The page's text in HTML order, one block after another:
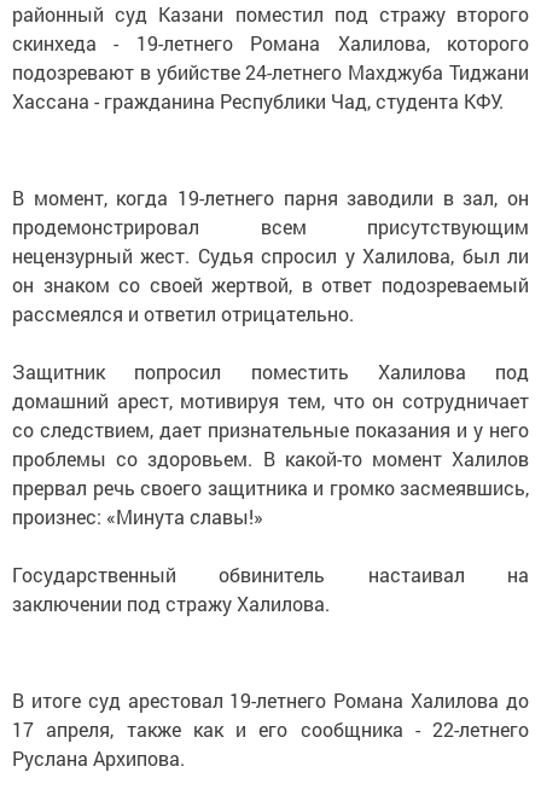
районный суд Казани поместил под стражу второго
скинхеда - 19-летнего Романа Халилова, которого
подозревают в убийстве 24-летнего Махджуба Тиджани
Хассана - гражданина Республики Чад, студента КФУ.
В момент, когда 19-летнего парня заводили в зал, он
продемонстрировал всем присутствующим
нецензурный жест. Судья спросил у Халилова, был ли
он знаком со своей жертвой, в ответ подозреваемый
рассмеялся и ответил отрицательно.
Защитник попросил поместить Халилова под
домашний арест, мотивируя тем, что он сотрудничает
со следствием, дает признательные показания и у него
проблемы со здоровьем. В какой-то момент Халилов
прервал речь своего защитника и громко засмеявшись,
произнес: «Минута славы!»
Государственный обвинитель настаивал на
заключении под стражу Халилова.
В итоге суд арестовал 19-летнего Романа Халилова до
17 апреля, также как и его сообщника - 22-летнего
Руслана Архипова.